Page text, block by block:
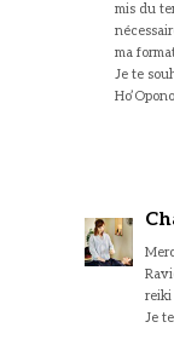
mis du
ma
Je te
reiki
Je